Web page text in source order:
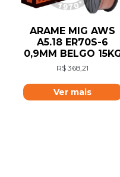
ARAME MIG AWS
A5.18 ER70S-6
0,9MM BELGO
R$ 368,21
Ver mais